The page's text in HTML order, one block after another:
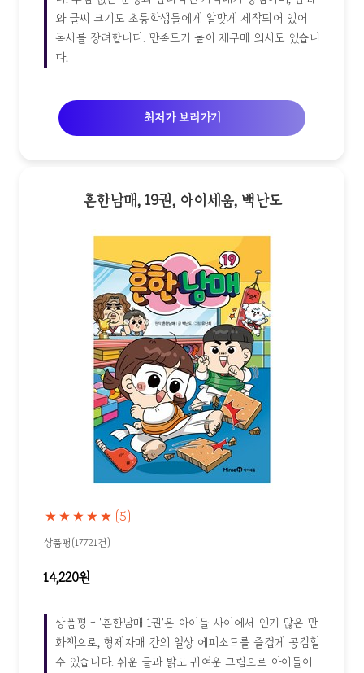
와 글씨 크기도 초등학생들에게 알맞게 제작되어 있어
독서를 장려합니다. 만족도가 높아 재구매 의사도 있습니
다.
최저가 보러가기
흔한남매, 19권, 아이세움, 백난도
★★★★★ (5)
상품평(17721건)
14,220원
상품평 - '흔한남매 1권'은 아이들 사이에서 인기 많은 만
화책으로, 형제자매 간의 일상 에피소드를 즐겁게 공감할
수 있습니다. 쉬운 글과 밝고 귀여운 그림으로 아이들이